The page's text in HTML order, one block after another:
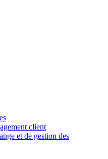
client
et de gestion des